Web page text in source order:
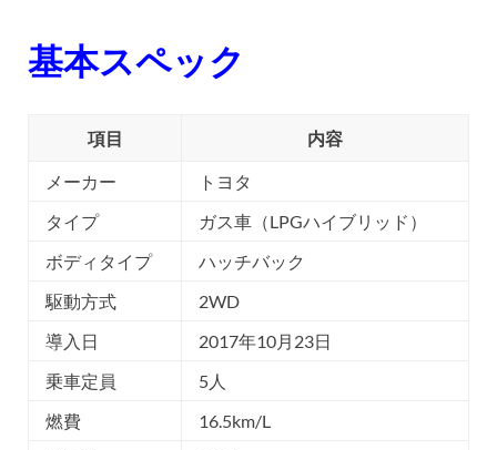
基本スペック
項目 内容
メーカー
トヨタ
タイプ
ガス車（LPGハイブリッド）
ボディタイプ
ハッチバック
駆動方式
2WD
導入日
2017年10月23日
乗車定員
5人
燃費
16.5km/L